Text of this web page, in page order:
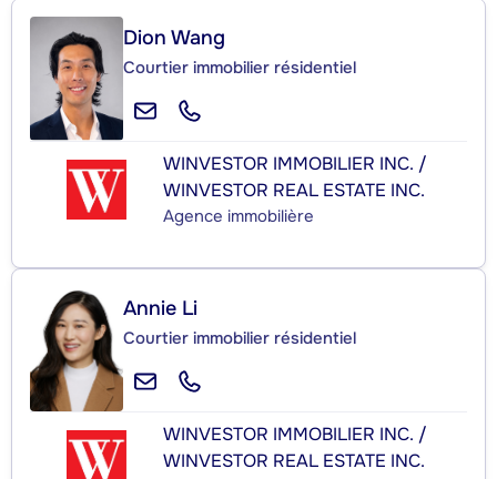
Dion Wang
Courtier immobilier résidentiel
WINVESTOR IMMOBILIER INC. /
WINVESTOR REAL ESTATE INC.
Agence immobilière
Annie Li
Courtier immobilier résidentiel
WINVESTOR IMMOBILIER INC. /
WINVESTOR REAL ESTATE INC.